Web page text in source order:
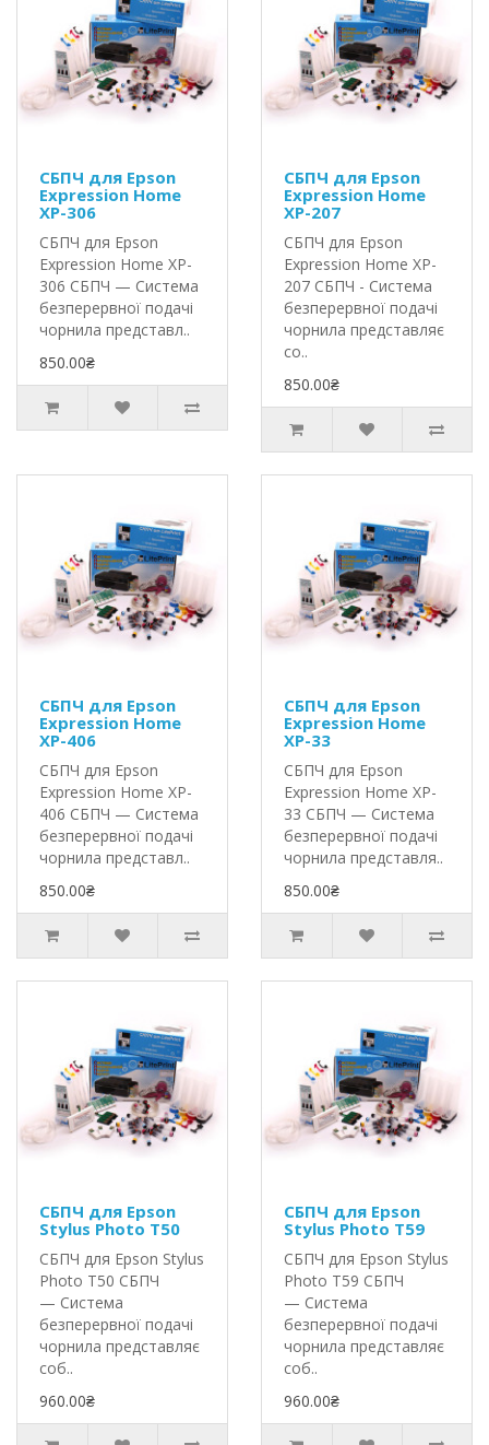
СБПЧ для Epson
Expression Home
XP-306
СБПЧ для Epson
Expression Home XP-
306 СБПЧ — Система
безперервної подачі
чорнила представл..
850.00₴
СБПЧ для Epson
Expression Home
XP-207
СБПЧ для Epson
Expression Home XP-
207 СБПЧ - Система
безперервної подачі
чорнила представляє
со..
850.00₴
СБПЧ для Epson
Expression Home
XP-406
СБПЧ для Epson
Expression Home XP-
406 СБПЧ — Система
безперервної подачі
чорнила представл..
850.00₴
СБПЧ для Epson
Expression Home
XP-33
СБПЧ для Epson
Expression Home XP-
33 СБПЧ — Система
безперервної подачі
чорнила представля..
850.00₴
СБПЧ для Epson
Stylus Photo T50
СБПЧ для Epson Stylus
Photo T50 СБПЧ
— Система
безперервної подачі
чорнила представляє
соб..
960.00₴
СБПЧ для Epson
Stylus Photo T59
СБПЧ для Epson Stylus
Photo T59 СБПЧ
— Система
безперервної подачі
чорнила представляє
соб..
960.00₴